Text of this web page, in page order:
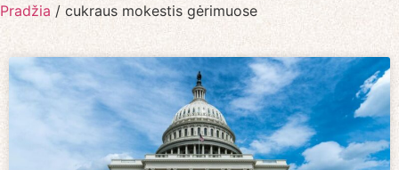
Pradžia / cukraus mokestis gėrimuose